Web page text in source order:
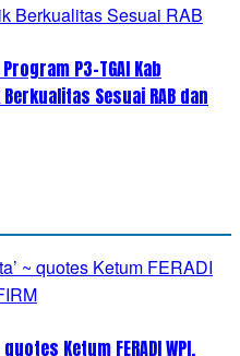
P3-TGAI Kab
Sesuai RAB dan
Ketum FERADI WPI,